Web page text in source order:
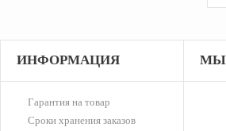
ИНФОРМАЦИЯ
Гарантия на товар
Сроки хранения заказов
МЫ